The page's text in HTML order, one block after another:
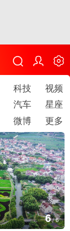
科技
视频
汽车
星座
微博 更多
1/6